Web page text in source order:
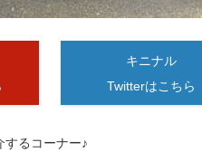
キニナル
Twitterはこちら
るコーナー♪